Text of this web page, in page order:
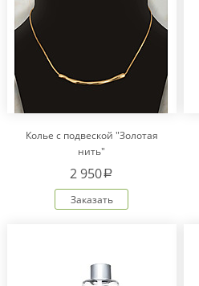
Колье с подвеской "Золотая
нить"
2 950a
Заказать